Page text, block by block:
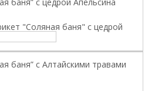
"Соляная баня" с цедрой
баня” с Алтайскими травами